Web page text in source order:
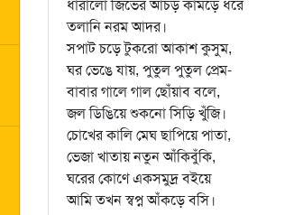
ধারালো জিভের আঁচড় কামড়ে ধরে
তলানি নরম আদর।
সপাট চড়ে টুকরো আকাশ কুসুম,
ঘর ভেঙে যায়, পুতুল পুতুল প্রেম-
বাবার গালে গাল ছোঁয়াব বলে,
জল ডিঙিয়ে শুকনো সিড়ি খুঁজি।
চোখের কালি মেঘ ছাপিয়ে পাতা,
ভেজা খাতায় নতুন আঁকিবুঁকি,
ঘরের কোণে একসমুদ্র বইয়ে
আমি তখন স্বপ্ন আঁকড়ে বসি।